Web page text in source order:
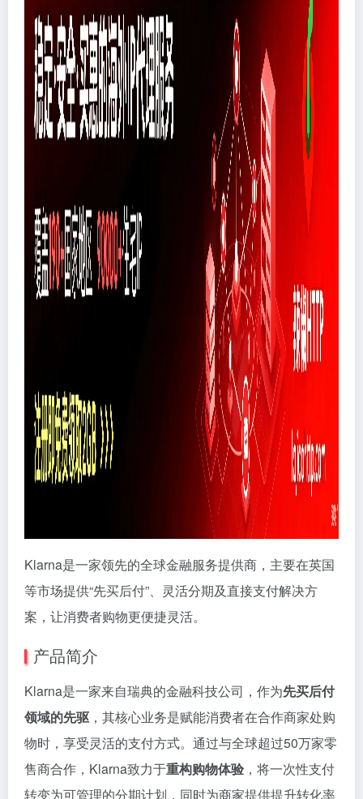
Klarna是一家领先的全球金融服务提供商，主要在英国
等市场提供“先买后付”、灵活分期及直接支付解决方
案，让消费者购物更便捷灵活。
产品简介
Klarna是一家来自瑞典的金融科技公司，作为先买后付
领域的先驱 ，其核心业务是赋能消费者在合作商家处购
物时，享受灵活的支付方式。通过与全球超过50万家零
售商合作，Klarna致力于重构购物体验 ，将一次性支付
转变为可管理的分期计划，同时为商家提供提升转化率